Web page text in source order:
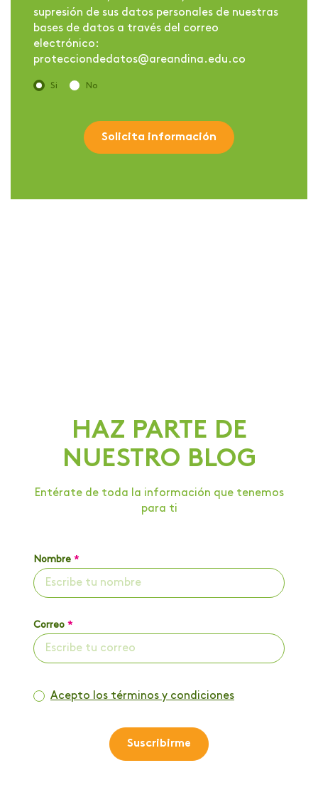
supresión de sus datos personales de nuestras
bases de datos a través del correo
electrónico:
protecciondedatos@areandina.edu.co
Si No
Solicita información
HAZ PARTE DE
NUESTRO BLOG
Entérate de toda la información que tenemos
para ti
Nombre *
Correo *
Acepto los términos y condiciones
Suscribirme